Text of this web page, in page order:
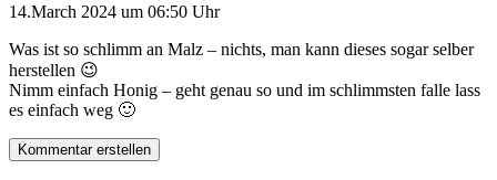
14.March 2024 um 06:50 Uhr
Was ist so schlimm an Malz – nichts, man kann dieses sogar selber
herstellen 😉
Nimm einfach Honig – geht genau so und im schlimmsten falle lass
es einfach weg 🙂
Kommentar erstellen